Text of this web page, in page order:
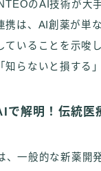
のAI技術が大
携は、AI創薬が単
ていることを示唆
らないと損する
で解明！伝統医
、一般的な新薬開